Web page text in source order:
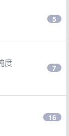
5
度
7
16